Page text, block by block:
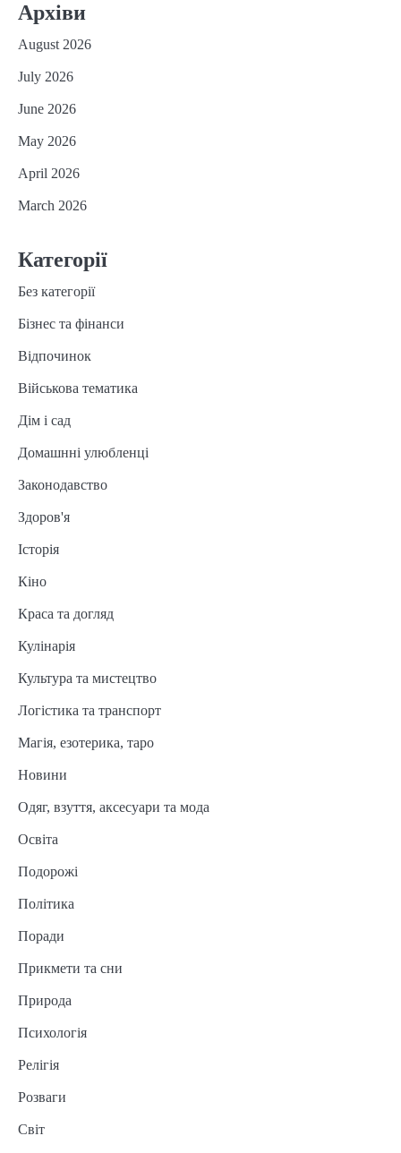
Архіви
August 2026
July 2026
June 2026
May 2026
April 2026
March 2026
Категорії
Без категорії
Бізнес та фінанси
Відпочинок
Військова тематика
Дім і сад
Домашнні улюбленці
Законодавство
Здоров'я
Історія
Кіно
Краса та догляд
Кулінарія
Культура та мистецтво
Логістика та транспорт
Магія, езотерика, таро
Новини
Одяг, взуття, аксесуари та мода
Освіта
Подорожі
Політика
Поради
Прикмети та сни
Природа
Психологія
Релігія
Розваги
Світ